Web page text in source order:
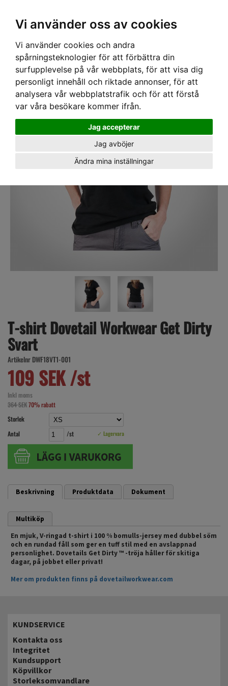
Vi använder oss av cookies
Vi använder cookies och andra
spårningsteknologier för att förbättra din
surfupplevelse på vår webbplats, för att visa dig
personligt innehåll och riktade annonser, för att
analysera vår webbplatstrafik och för att förstå
var våra besökare kommer ifrån.
Jag accepterar
Jag avböjer
Ändra mina inställningar
Hem ›ARBETSKLÄDER› T-shirt Dovetail Workwear Get Dirty Svart
T-shirt Dovetail Workwear Get Dirty
Svart
Artikelnr DWF18VT1-001
109 SEK /st
Inkl moms
364 SEK70% rabatt
Storlek
Antal
/st ✓ Lagervara
Beskrivning Produktdata Dokument
Multiköp
En mjuk, V-ringad t-shirt i 100 % bomulls-jersey med dubbel söm
och en rundad fåll som ger en tuff stil med en avslappnad
personlighet. Dovetails Get Dirty ™ -tröja håller för skitiga
dagar, på jobbet eller privat!
Mer om produkten finns på dovetailworkwear.com
KUNDSERVICE
Kontakta oss
Integritet
Kundsupport
Köpvillkor
Storleksomvandlare